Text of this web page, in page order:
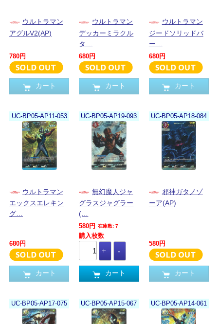
ウルトラマン
アグルV2(AP)
780円
カート
ウルトラマン
デッカーミラクル
タ…
680円
カート
ウルトラマン
ジードソリッドバ
ー…
680円
カート
UC-BP05-AP11-053
ウルトラマン
エックスエレキン
グ…
680円
カート
UC-BP05-AP19-093
無幻魔人ジャ
グラスジャグラー
(…
580円 在庫数: 7
購入枚数
カート
UC-BP05-AP18-084
邪神ガタノゾ
ーア(AP)
580円
カート
UC-BP05-AP17-075 UC-BP05-AP15-067 UC-BP05-AP14-061